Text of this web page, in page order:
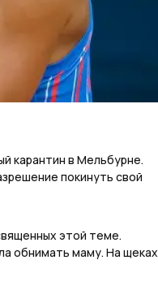
карантин в Мельбурне.
покинуть свой
этой теме.
обнимать маму. На щеках